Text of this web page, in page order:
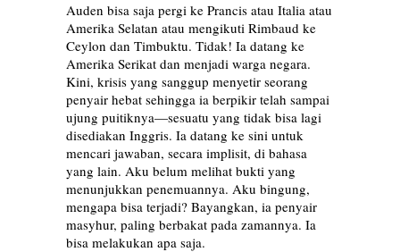
Auden bisa saja pergi ke Prancis atau Italia atau
Amerika Selatan atau mengikuti Rimbaud ke
Ceylon dan Timbuktu. Tidak! Ia datang ke
Amerika Serikat dan menjadi warga negara.
Kini, krisis yang sanggup menyetir seorang
penyair hebat sehingga ia berpikir telah sampai
ujung puitiknya—sesuatu yang tidak bisa lagi
disediakan Inggris. Ia datang ke sini untuk
mencari jawaban, secara implisit, di bahasa
yang lain. Aku belum melihat bukti yang
menunjukkan penemuannya. Aku bingung,
mengapa bisa terjadi? Bayangkan, ia penyair
masyhur, paling berbakat pada zamannya. Ia
bisa melakukan apa saja.